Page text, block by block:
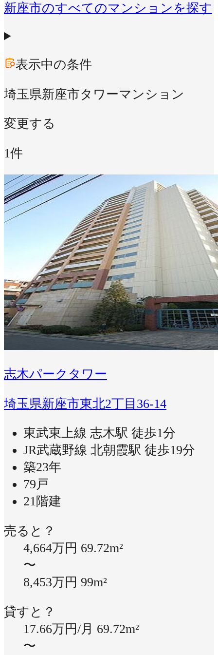
新座市のすべてのマンションを探す
表示中の条件
埼玉県新座市タワーマンション
変更する
1件
志木パークタワー
埼玉県新座市東北2丁目36-14
東武東上線 志木駅 徒歩1分
JR武蔵野線 北朝霞駅 徒歩19分
築23年
79戸
21階建
売ると？
4,664万円 69.72m²
〜
8,453万円 99m²
貸すと？
17.66万円/月 69.72m²
〜